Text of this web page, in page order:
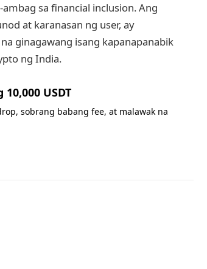
sa financial inclusion. Ang
at karanasan ng user, ay
ginagawang isang kapanapanabik
ng India.
USDT
sobrang babang fee, at malawak na